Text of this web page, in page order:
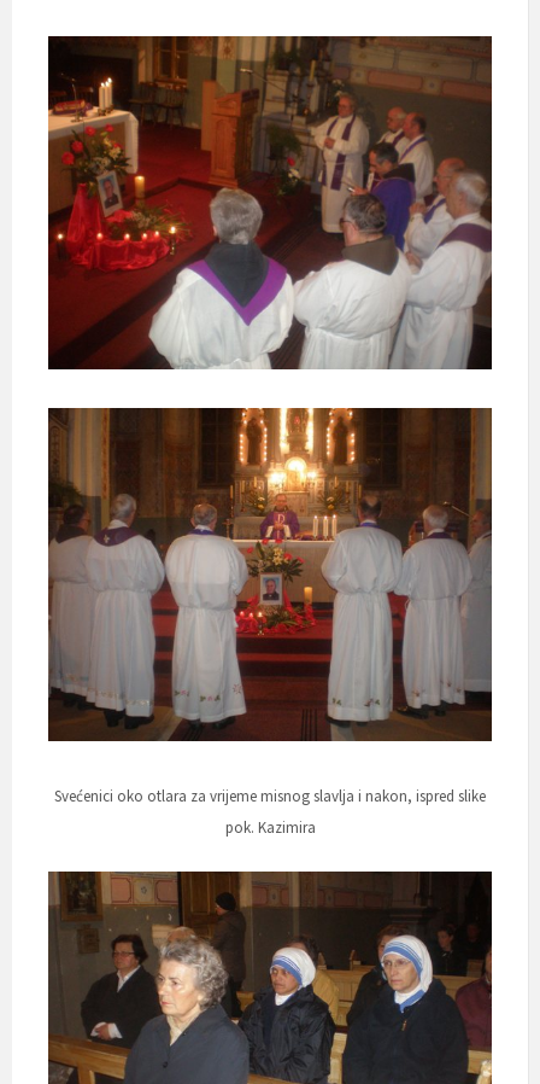
Svećenici oko otlara za vrijeme misnog slavlja i nakon, ispred slike
pok. Kazimira